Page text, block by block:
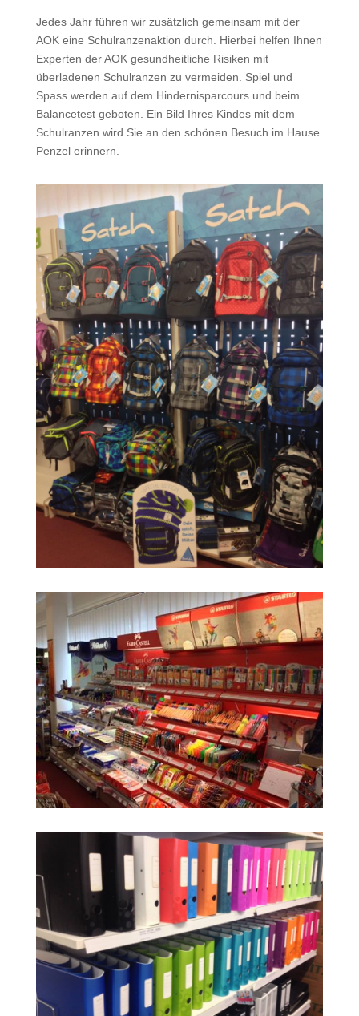
Jedes Jahr führen wir zusätzlich gemeinsam mit der
AOK eine Schulranzenaktion durch. Hierbei helfen Ihnen
Experten der AOK gesundheitliche Risiken mit
überladenen Schulranzen zu vermeiden. Spiel und
Spass werden auf dem Hindernisparcours und beim
Balancetest geboten. Ein Bild Ihres Kindes mit dem
Schulranzen wird Sie an den schönen Besuch im Hause
Penzel erinnern.